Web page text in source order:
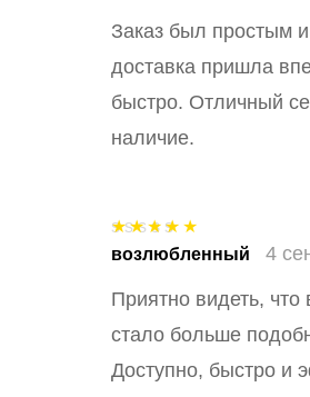
Заказ был простым
доставка пришла
быстро. Отличный
наличие.
Оценка5из
возлюбленный 4
Приятно видеть, что
стало больше
Доступно, быстро и